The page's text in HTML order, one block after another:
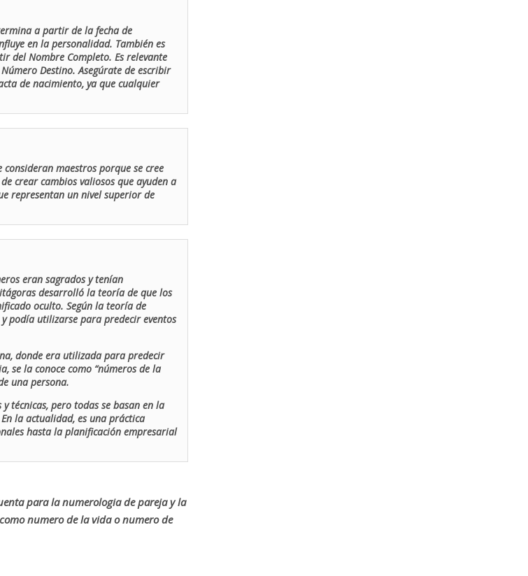
a partir de la fecha de
en la personalidad. También es
del Nombre Completo. Es relevante
Destino. Asegúrate de escribir
de nacimiento, ya que cualquier
maestros porque se cree
crear cambios valiosos que ayuden a
representan un nivel superior de
eran sagrados y tenían
desarrolló la teoría de que los
oculto. Según la teoría de
podía utilizarse para predecir eventos
donde era utilizada para predecir
se la conoce como “números de la
una persona.
técnicas, pero todas se basan en la
la actualidad, es una práctica
hasta la planificación empresarial
para la numerologia de pareja y la
numero de la vida o numero de